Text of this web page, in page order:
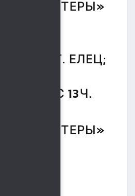
«ПАНТЕРЫ»
Г. ЕЛЕЦ;
2015Г. С 13Ч.
«ПАНТЕРЫ»